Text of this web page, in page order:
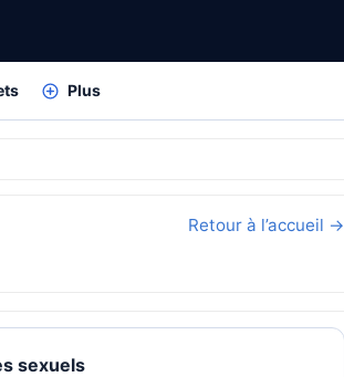
Plus
Retour à l’accueil →
sexuels